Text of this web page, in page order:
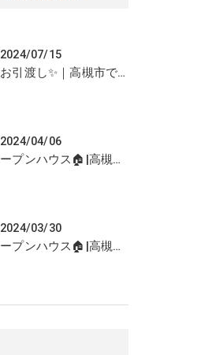
2024/07/15
㊗お引渡し✨｜高槻市での不動産売却、不動産売買の事、何でもなぎさ不動産までご相談ください！
2024/04/06
オープンハウス🏠|高槻市の不動産売却、不動産空き家のご相談はなぎさ不動産まで！
2024/03/30
オープンハウス🏠|高槻市の不動産売却、不動産空き家のご相談はなぎさ不動産まで！